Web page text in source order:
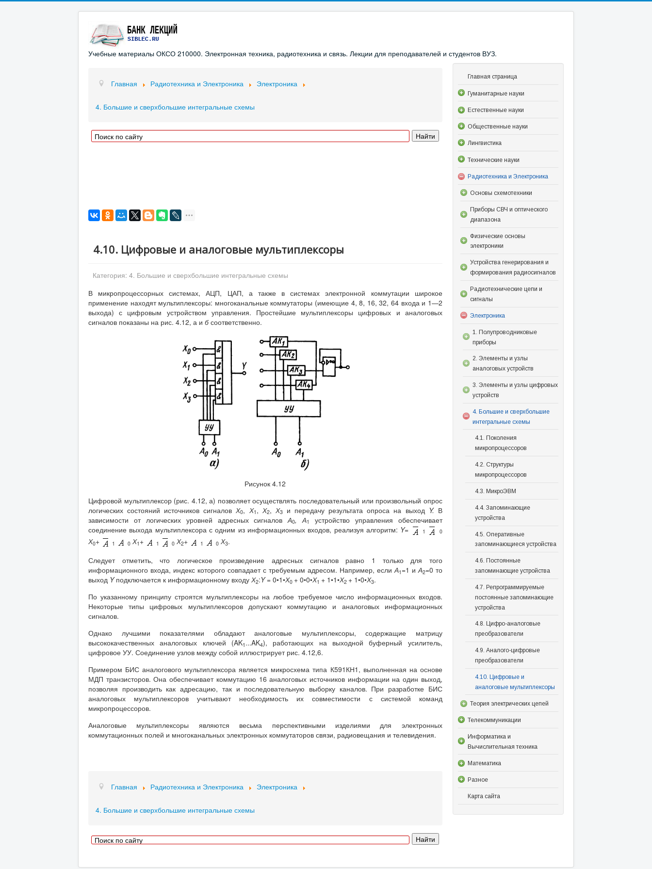
Учебные материалы ОКСО 210000. Электронная техника, радиотехника и связь. Лекции для преподавателей и студентов ВУЗ.
Главная Радиотехника и Электроника Электроника
4. Большие и сверхбольшие интегральные схемы
4.10. Цифровые и аналоговые мультиплексоры
Категория: 4. Большие и сверхбольшие интегральные схемы
В микропроцессорных системах, АЦП, ЦАП, а также в системах электронной коммутации широкое
применение находят мультиплексоры: многоканальные коммутаторы (имеющие 4, 8, 16, 32, 64 входа и 1—2
выхода) с цифровым устройством управления. Простейшие мультиплексоры цифровых и аналоговых
сигналов показаны на рис. 4.12, а и бсоответственно.
Рисунок 4.12
Цифровой мультиплексор (рис. 4.12, а) позволяет осуществлять последовательный или произвольный опрос
логических состояний источников сигналов Х0, Х1 , Х2, Х3 и передачу результата опроса на выход Y.В
зависимости от логических уровней адресных сигналовА0, А1
устройство управления обеспечивает
соединение выхода мультиплексора с одним из информационных входов, реализуя алгоритм: Y= 1 0
Х0+ 1 0 Х1 + 1 0 Х2+ 1 0 Х3.
Следует отметить, что логическое произведение адресных сигналов равно 1 только для того
информационного входа, индекс которого совпадает с требуемым адресом. Например, еслиА1 =1 иА2=0 то
выход Yподключается к информационному входу Х2:Y= 0•1•Х0 + 0•0•Х1 + 1•1•Х2 + 1•0•Х3.
По указанному принципу строятся мультиплексоры на любое требуемое число информационных входов.
Некоторые типы цифровых мультиплексоров допускают коммутацию и аналоговых информационных
сигналов.
Однако лучшими показателями обладают аналоговые мультиплексоры, содержащие матрицу
высококачественных аналоговых ключей (AK1 ...AK4), работающих на выходной буферный усилитель,
цифровое УУ. Соединение узлов между собой иллюстрирует рис. 4.12,6.
Примером БИС аналогового мультиплексора является микросхема типа К591КН1, выполненная на основе
МДП транзисторов. Она обеспечивает коммутацию 16 аналоговых источников информации на один выход,
позволяя производить как адресацию, так и последовательную выборку каналов. При разработке БИС
аналоговых мультиплексоров учитывают необходимость их совместимости с системой команд
микропроцессоров.
Аналоговые мультиплексоры являются весьма перспективными изделиями для электронных
коммутационных полей и многоканальных электронных коммутаторов связи, радиовещания и телевидения.
Главная Радиотехника и Электроника Электроника
4. Большие и сверхбольшие интегральные схемы
Главная страница
Гуманитарные науки
Естественные науки
Общественные науки
Лингвистика
Технические науки
Радиотехника и Электроника
Основы схемотехники
Приборы СВЧ и оптического
диапазона
Физические основы
электроники
Устройства генерирования и
формирования радиосигналов
Радиотехнические цепи и
сигналы
Электроника
1. Полупроводниковые
приборы
2. Элементы и узлы
аналоговых устройств
3. Элементы и узлы цифровых
устройств
4. Большие и сверхбольшие
интегральные схемы
4.1. Поколения
микропроцессоров
4.2. Структуры
микропроцессоров
4.3. МикроЭВМ
4.4. Запоминающие
устройства
4.5. Оперативные
запоминающиеся устройства
4.6. Постоянные
запоминающие устройства
4.7. Репрограммируемые
постоянные запоминающие
устройства
4.8. Цифро-аналоговые
преобразователи
4.9. Аналого-цифровые
преобразователи
4.10. Цифровые и
аналоговые мультиплексоры
Теория электрических цепей
Телекоммуникации
Информатика и
Вычислительная техника
Математика
Разное
Карта сайта